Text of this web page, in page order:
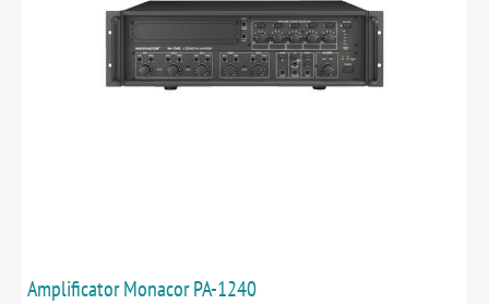
Amplificator Monacor PA-1240